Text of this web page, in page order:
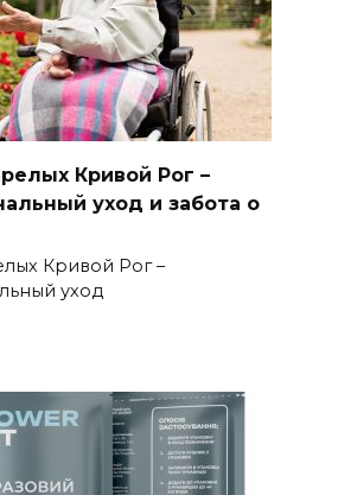
Кривой Рог –
уход и забота о
Кривой Рог –
уход